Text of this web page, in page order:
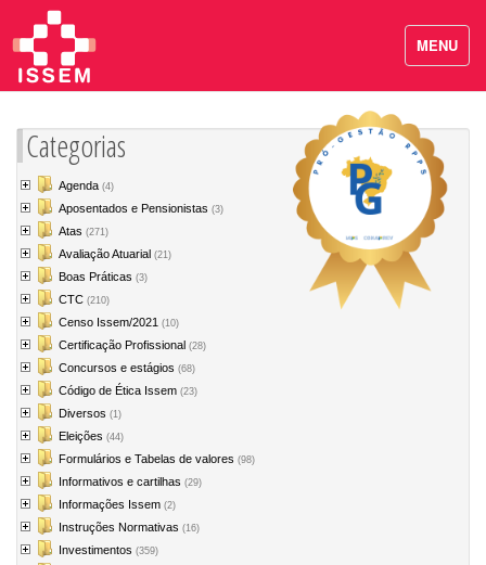
Categorias
Agenda (4)
Aposentados e Pensionistas (3)
Atas (271)
Avaliação Atuarial (21)
Boas Práticas (3)
CTC (210)
Censo Issem/2021 (10)
Certificação Profissional (28)
Concursos e estágios (68)
Código de Ética Issem (23)
Diversos (1)
Eleições (44)
Formulários e Tabelas de valores (98)
Informativos e cartilhas (29)
Informações Issem (2)
Instruções Normativas (16)
Investimentos (359)
MENU